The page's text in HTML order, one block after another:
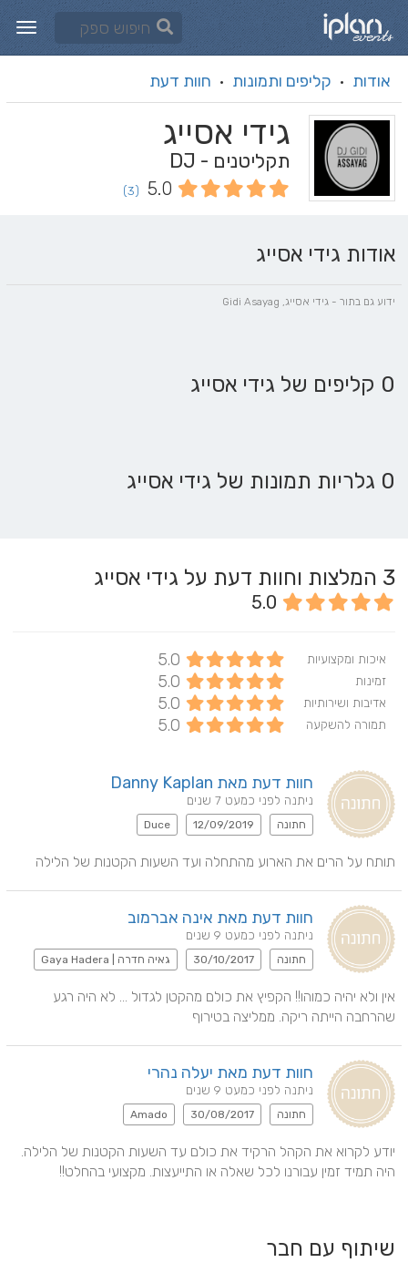
אודות · קליפים ותמונות · חוות דעת
גידי אסייג
תקליטנים - DJ
5.0
(3)
אודות גידי אסייג
ידוע גם בתור - גידי אסייג, Gidi Asayag
0 קליפים של גידי אסייג
0 גלריות תמונות של גידי אסייג
3 המלצות וחוות דעת על גידי אסייג
5.0
איכות ומקצועיות 5.0
זמינות 5.0
אדיבות ושירותיות 5.0
תמורה להשקעה 5.0
חוות דעת מאת Danny Kaplan
ניתנה לפני כמעט 7 שנים
חתונה 12/09/2019
Duce
תותח על הרים את הארוע מהתחלה ועד השעות הקטנות של הלילה
חוות דעת מאת אינה אברמוב
ניתנה לפני כמעט 9 שנים
חתונה 30/10/2017 גאיה חדרה | Gaya Hadera
שהרחבה הייתה ריקה. ממליצה בטירוף
חוות דעת מאת יעלה נהרי
ניתנה לפני כמעט 9 שנים
חתונה 30/08/2017
Amado
היה תמיד זמין עבורנו לכל שאלה או התייעצות. מקצועי בהחלט!!
שיתוף עם חבר